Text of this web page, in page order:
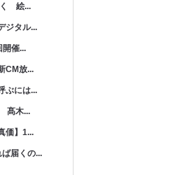
く 絵...
ジタル...
開催...
CM放...
ぶには...
髙木...
価】1...
ば届くの...